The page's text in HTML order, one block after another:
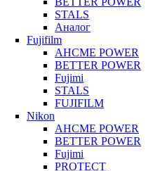
STALS
Аналог
Fujifilm
AHCME POWER
BETTER POWER
Fujimi
STALS
FUJIFILM
Nikon
AHCME POWER
BETTER POWER
Fujimi
PROTECT